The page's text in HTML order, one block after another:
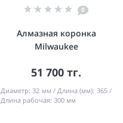
0
Алмазная коронка
Milwaukee
51 700 тг.
Диаметр: 32 мм Длина (мм): 365
Длина рабочая: 300 мм